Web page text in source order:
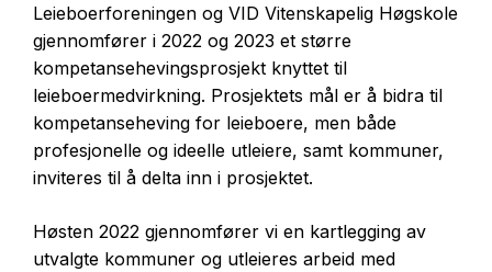
Leieboerforeningen og VID Vitenskapelig Høgskole
gjennomfører i 2022 og 2023 et større
kompetansehevingsprosjekt knyttet til
leieboermedvirkning. Prosjektets mål er å bidra til
kompetanseheving for leieboere, men både
profesjonelle og ideelle utleiere, samt kommuner,
inviteres til å delta inn i prosjektet.
Høsten 2022 gjennomfører vi en kartlegging av
utvalgte kommuner og utleieres arbeid med